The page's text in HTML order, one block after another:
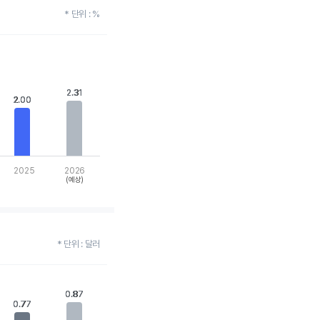
* 단위 : %
2.00
2.00
2.31
2.31
2025 2026
(예상)
* 단위 : 달러
0.77
0.77
0.87
0.87